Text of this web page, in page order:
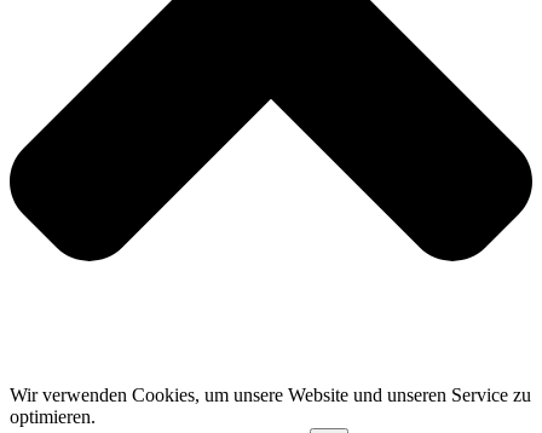
Wir verwenden Cookies, um unsere Website und unseren Service zu
optimieren.